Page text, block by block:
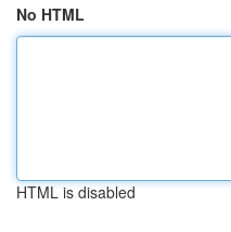
No HTML
HTML is disabled